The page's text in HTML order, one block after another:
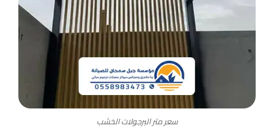
سعر متر البرجولات الخشب